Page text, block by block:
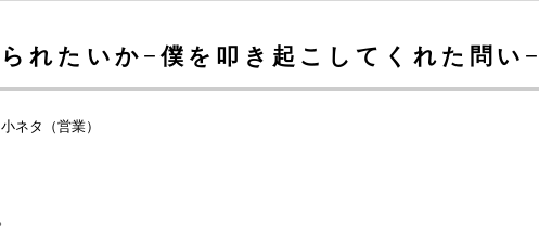
れたいか−僕を叩き起こしてくれた問い−
小ネタ（営業）